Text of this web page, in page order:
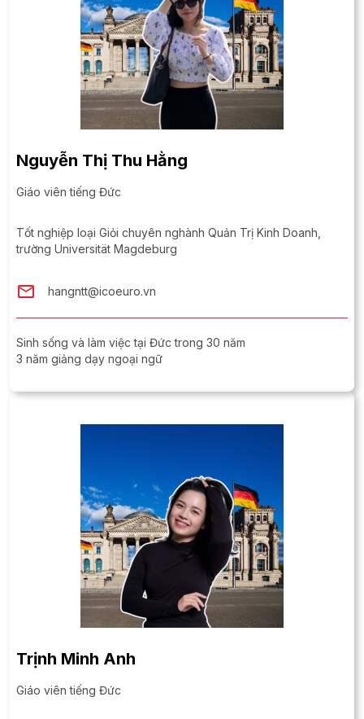
Nguyễn Thị Thu Hằng
Giáo viên tiếng Đức
Tốt nghiệp loại Giỏi chuyên nghành Quản Trị Kinh Doanh,
trường Universität Magdeburg
hangntt@icoeuro.vn
Sinh sống và làm việc tại Đức trong 30 năm
3 năm giảng dạy ngoại ngữ
Trịnh Minh Anh
Giáo viên tiếng Đức